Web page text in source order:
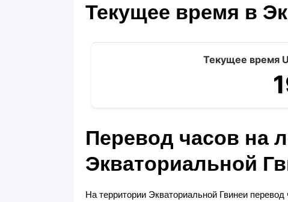
Текущее время в
Текущее время
Перевод часов на
Экваториальной
На территории Экваториальной Гвинеи